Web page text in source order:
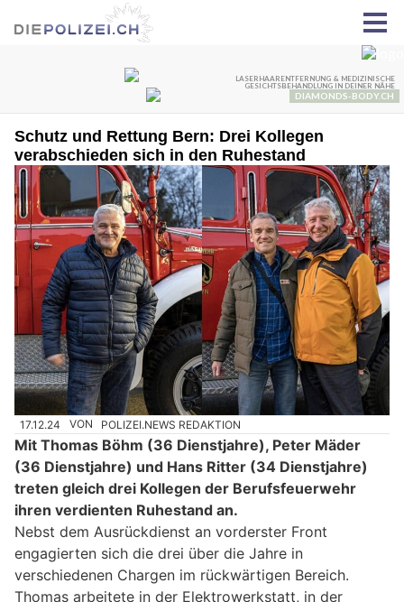
Schutz und Rettung Bern: Drei Kollegen
verabschieden sich in den Ruhestand
17.12.24 VON POLIZEI.NEWS REDAKTION
Mit Thomas Böhm (36 Dienstjahre), Peter Mäder
(36 Dienstjahre) und Hans Ritter (34 Dienstjahre)
treten gleich drei Kollegen der Berufsfeuerwehr
ihren verdienten Ruhestand an.
Nebst dem Ausrückdienst an vorderster Front
engagierten sich die drei über die Jahre in
verschiedenen Chargen im rückwärtigen Bereich.
Thomas arbeitete in der Elektrowerkstatt, in der